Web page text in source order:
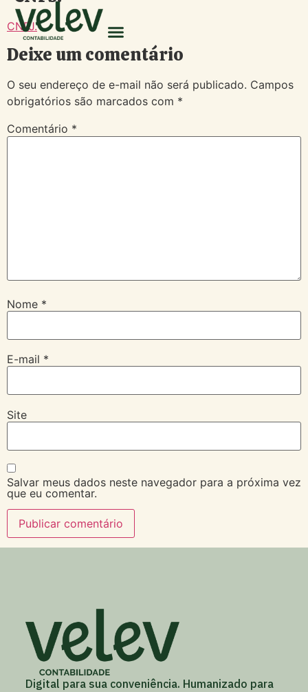
CNPJ.
Deixe um comentário
O seu endereço de e-mail não será publicado. Campos
obrigatórios são marcados com *
Comentário *
Nome *
E-mail *
Site
Salvar meus dados neste navegador para a próxima vez
que eu comentar.
Digital para sua conveniência. Humanizado para